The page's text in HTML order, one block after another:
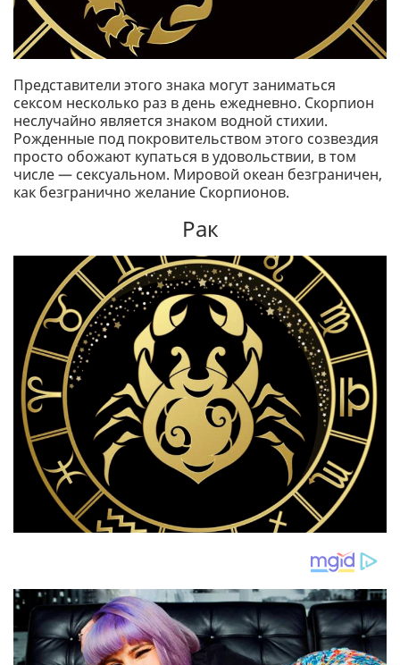
Представители этого знака могут заниматься
сексом несколько раз в день ежедневно. Скорпион
неслучайно является знаком водной стихии.
Рожденные под покровительством этого созвездия
просто обожают купаться в удовольствии, в том
числе — сексуальном. Мировой океан безграничен,
как безгранично желание Скорпионов.
Рак